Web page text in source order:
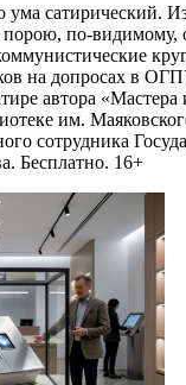
ума сатирический.
по-видимому,
на допросах в
автора
им.
сотрудника
Бесплатно. 16+